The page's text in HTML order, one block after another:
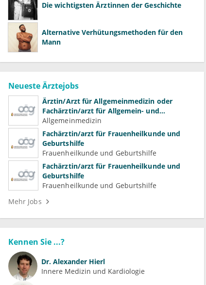
Die wichtigsten Ärztinnen der Geschichte
Alternative Verhütungsmethoden für den
Mann
Neueste Ärztejobs
Ärztin/Arzt für Allgemeinmedizin oder
Fachärztin/arzt für Allgemein- und
Familienmedizin für Psychiatrie und
Psychotherapeutische Medizin
Allgemeinmedizin
Fachärztin/arzt für Frauenheilkunde und
Geburtshilfe
Frauenheilkunde und Geburtshilfe
Fachärztin/arzt für Frauenheilkunde und
Geburtshilfe
Frauenheilkunde und Geburtshilfe
Mehr Jobs
Kennen Sie ...?
Dr. Alexander Hierl
Innere Medizin und Kardiologie